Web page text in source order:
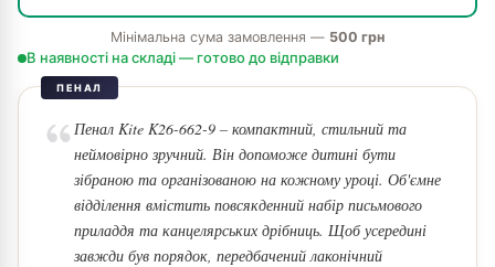
Мінімальна сума замовлення — 500 грн
В наявності на складі — готово до відправки
ПЕНАЛ
Пенал Kite K26-662-9 – компактний, стильний та
неймовірно зручний. Він допоможе дитині бути
зібраною та організованою на кожному уроці. Об'ємне
відділення вмістить повсякденний набір письмового
приладдя та канцелярських дрібниць. Щоб усередині
завжди був порядок, передбачений лаконічний